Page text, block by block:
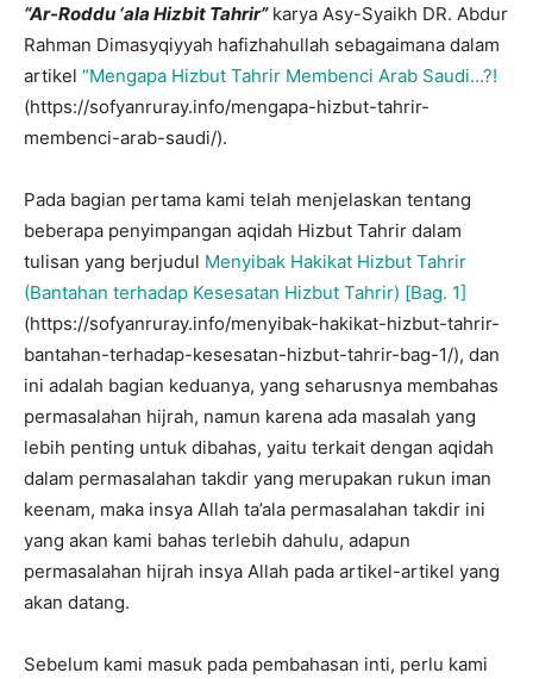
“Ar-Roddu ‘ala Hizbit Tahrir”karya Asy-Syaikh DR. Abdur
Rahman Dimasyqiyyah hafizhahullah sebagaimana dalam
artikel “Mengapa Hizbut Tahrir Membenci Arab Saudi…?!
(https://sofyanruray.info/mengapa-hizbut-tahrir-
membenci-arab-saudi/).
Pada bagian pertama kami telah menjelaskan tentang
beberapa penyimpangan aqidah Hizbut Tahrir dalam
tulisan yang berjudul Menyibak Hakikat Hizbut Tahrir
(Bantahan terhadap Kesesatan Hizbut Tahrir) [Bag. 1]
(https://sofyanruray.info/menyibak-hakikat-hizbut-tahrir-
bantahan-terhadap-kesesatan-hizbut-tahrir-bag-1/), dan
ini adalah bagian keduanya, yang seharusnya membahas
permasalahan hijrah, namun karena ada masalah yang
lebih penting untuk dibahas, yaitu terkait dengan aqidah
dalam permasalahan takdir yang merupakan rukun iman
keenam, maka insya Allah ta’ala permasalahan takdir ini
yang akan kami bahas terlebih dahulu, adapun
permasalahan hijrah insya Allah pada artikel-artikel yang
akan datang.
Sebelum kami masuk pada pembahasan inti, perlu kami